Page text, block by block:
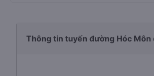
Thông tin tuyến đường Hóc Môn